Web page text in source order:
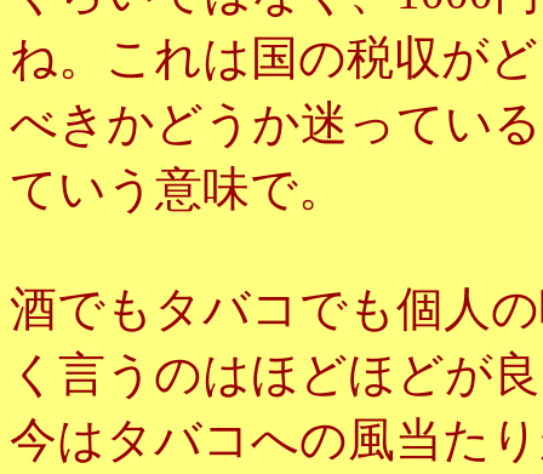
ね。これは国の税収が
べきかどうか迷ってい
ていう意味で。
酒でもタバコでも個人
く言うのはほどほどが
今はタバコへの風当た